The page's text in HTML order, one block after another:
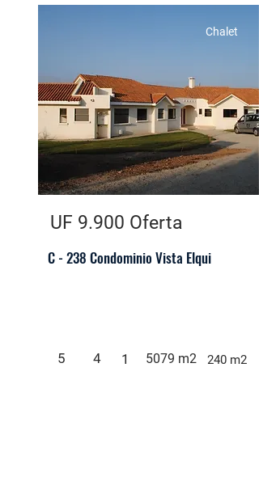
Chalet
UF 9.900 Oferta
C - 238 Condominio Vista Elqui
5 4 1 5079 m2 240 m2